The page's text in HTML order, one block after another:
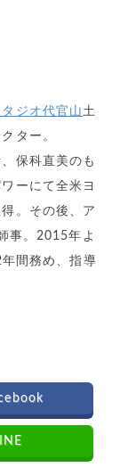
ジオ代官山土
ター。
保科直美のも
ーにて全米ヨ
。その後、ア
事。2015年よ
間務め、指導